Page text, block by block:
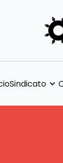
Sindicato